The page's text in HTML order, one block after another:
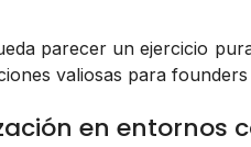
parecer un ejercicio
valiosas para
en entornos